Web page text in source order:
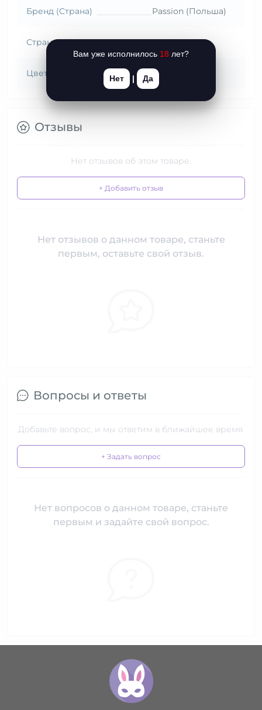
Бренд (Страна) Passion (Польша)
Страна происхождения Польша
Цвет Белый
Отзывы
Нет отзывов об этом товаре.
+ Добавить отзыв
Нет отзывов о данном товаре, станьте
первым, оставьте свой отзыв.
Вопросы и ответы
Добавьте вопрос, и мы ответим в ближайшее время.
+ Задать вопрос
Нет вопросов о данном товаре, станьте
первым и задайте свой вопрос.
Вам уже исполнилось 18 лет?
Нет | Да